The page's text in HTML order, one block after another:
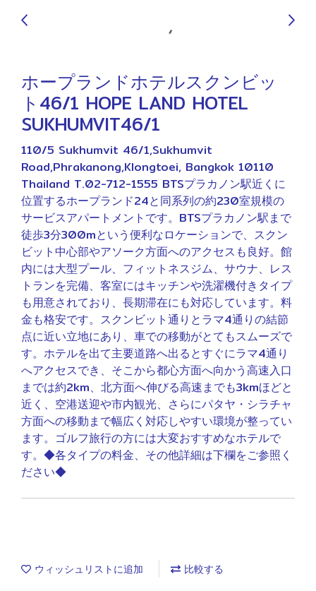
ホープランドホテルスクンビッ
ト46/1 HOPE LAND HOTEL
SUKHUMVIT46/1
110/5 Sukhumvit 46/1,Sukhumvit
Road,Phrakanong,Klongtoei, Bangkok 10110
Thailand T.02-712-1555 BTSプラカノン駅近くに
位置するホープランド24と同系列の約230室規模の
サービスアパートメントです。BTSプラカノン駅まで
徒歩3分300mという便利なロケーションで、スクン
ビット中心部やアソーク方面へのアクセスも良好。館
内には大型プール、フィットネスジム、サウナ、レス
トランを完備、客室にはキッチンや洗濯機付きタイプ
も用意されており、長期滞在にも対応しています。料
金も格安です。スクンビット通りとラマ4通りの結節
点に近い立地にあり、車での移動がとてもスムーズで
す。ホテルを出て主要道路へ出るとすぐにラマ4通り
へアクセスでき、そこから都心方面へ向かう高速入口
までは約2km、北方面へ伸びる高速までも3kmほどと
近く、空港送迎や市内観光、さらにパタヤ・シラチャ
方面への移動まで幅広く対応しやすい環境が整ってい
ます。ゴルフ旅行の方には大変おすすめなホテルで
す。◆各タイプの料金、その他詳細は下欄をご参照く
ださい◆
ウィッシュリストに追加 比較する